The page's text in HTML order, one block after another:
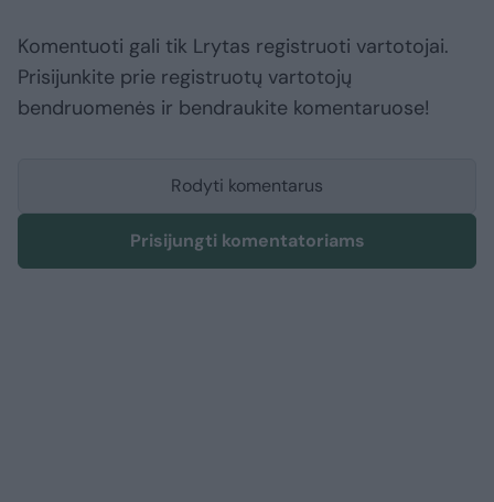
Komentuoti gali tik Lrytas registruoti vartotojai.
Prisijunkite prie registruotų vartotojų
bendruomenės ir bendraukite komentaruose!
Rodyti komentarus
Prisijungti komentatoriams